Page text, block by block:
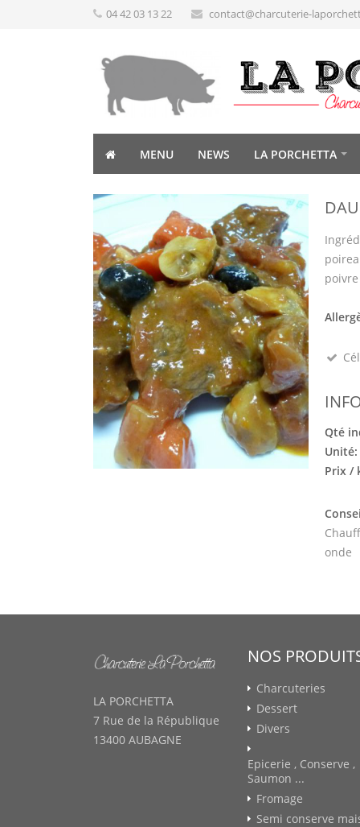
04 42 03 13 22 contact@charcuterie-
MENU NEWS LA PORCHETTA
poivre
Qté
Unité:
Prix /
onde
LA PORCHETTA
7 Rue de la République
13400 AUBAGNE
NOS
Charcuteries
Dessert
Divers
Epicerie , Conserve ,
Saumon ...
Fromage
Semi conserve